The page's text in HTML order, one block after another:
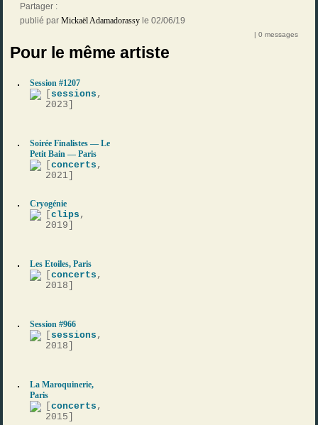
Partager :
publié par Mickaël Adamadorassy le 02/06/19
| 0 messages
Pour le même artiste
Session #1207
sessions ,
2023]
Soirée Finalistes — Le
Petit Bain — Paris
[concerts ,
2021]
Cryogénie
[clips ,
2019]
Les Etoiles, Paris
[concerts ,
2018]
Session #966
sessions ,
2018]
La Maroquinerie,
Paris
[concerts ,
2015]